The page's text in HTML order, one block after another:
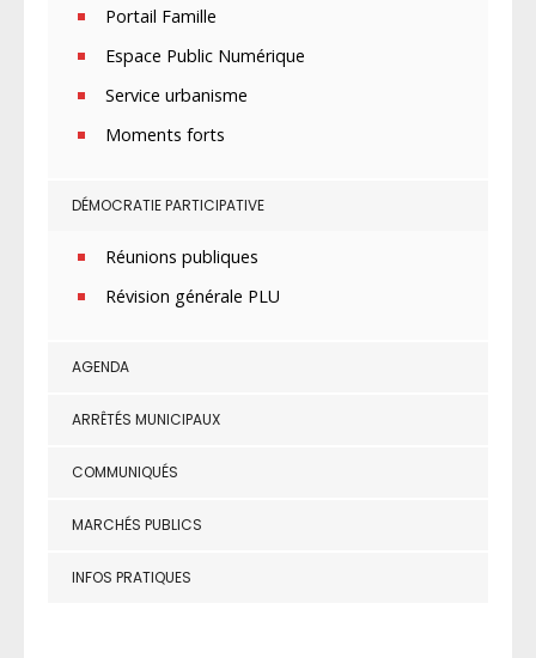
Portail Famille
Espace Public Numérique
Service urbanisme
Moments forts
DÉMOCRATIE PARTICIPATIVE
Réunions publiques
Révision générale PLU
AGENDA
ARRÊTÉS MUNICIPAUX
COMMUNIQUÉS
MARCHÉS PUBLICS
INFOS PRATIQUES